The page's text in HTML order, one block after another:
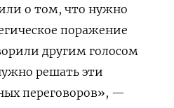
о том, что нужно
поражение
другим голосом
решать эти
переговоров», —